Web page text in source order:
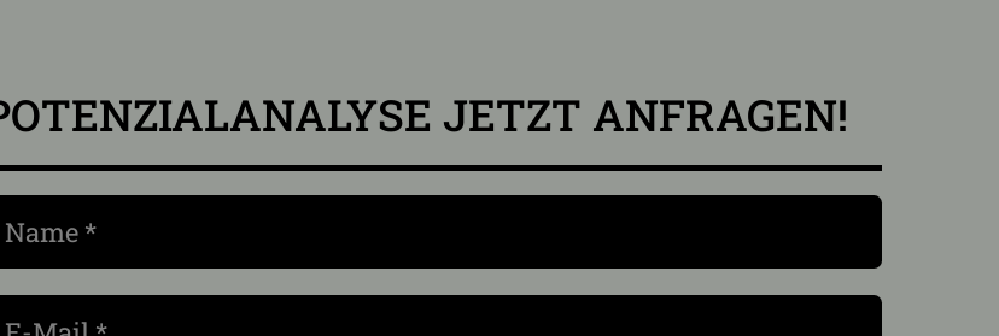
JETZT ANFRAGEN!